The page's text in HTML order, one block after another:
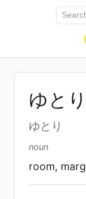
ゆとり
ゆとり
noun
room,